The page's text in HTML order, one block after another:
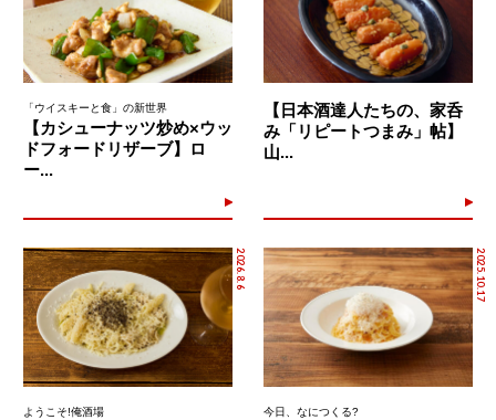
「ウイスキーと食」の新世界
【カシューナッツ炒め×ウッ
ドフォードリザーブ】ロ
ー...
【日本酒達人たちの、家呑
み「リピートつまみ」帖】
山...
2026.8.6
ようこそ!俺酒場
2025.10.17
今日、なにつくる?